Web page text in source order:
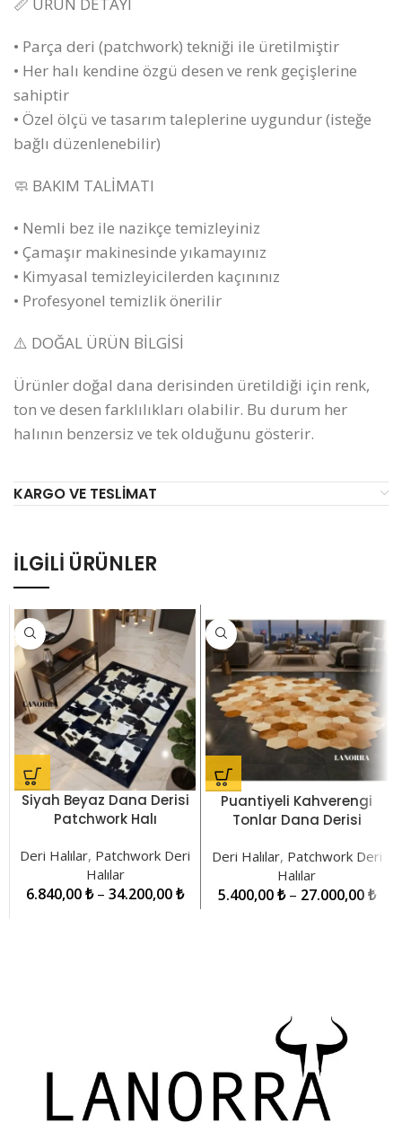
• Parça deri (patchwork) tekniği ile üretilmiştir
• Her halı kendine özgü desen ve renk geçişlerine
sahiptir
• Özel ölçü ve tasarım taleplerine uygundur (isteğe
bağlı düzenlenebilir)
🧼 BAKIM TALİMATI
• Nemli bez ile nazikçe temizleyiniz
• Çamaşır makinesinde yıkamayınız
• Kimyasal temizleyicilerden kaçınınız
• Profesyonel temizlik önerilir
⚠️ DOĞAL ÜRÜN BİLGİSİ
Ürünler doğal dana derisinden üretildiği için renk,
ton ve desen farklılıkları olabilir. Bu durum her
halının benzersiz ve tek olduğunu gösterir.
KARGO VE TESLIMAT
İLGILI ÜRÜNLER
Siyah Beyaz Dana Derisi
Patchwork Halı
Deri Halılar, Patchwork Deri
Halılar
6.840,00₺ – 34.200,00₺
Puantiyeli Kahverengi
Tonlar Dana Derisi
LNRPW000051
Deri Halılar, Patchwork Deri
Halılar
5.400,00₺ – 27.000,00₺